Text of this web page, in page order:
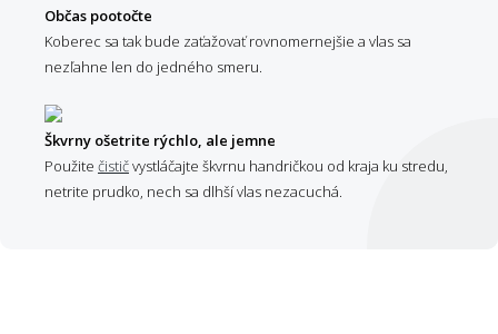
Občas pootočte
Koberec sa tak bude zaťažovať rovnomernejšie a vlas sa
nezľahne len do jedného smeru.
Škvrny ošetrite rýchlo, ale jemne
Použite čističvystláčajte škvrnu handričkou od kraja ku stredu,
netrite prudko, nech sa dlhší vlas nezacuchá.